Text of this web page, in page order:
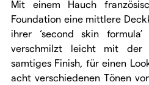
Mit einem Hauch
Foundation eine mittlere
ihrer ‘second skin
verschmilzt leicht mit
samtiges Finish, für einen
acht verschiedenen Tönen